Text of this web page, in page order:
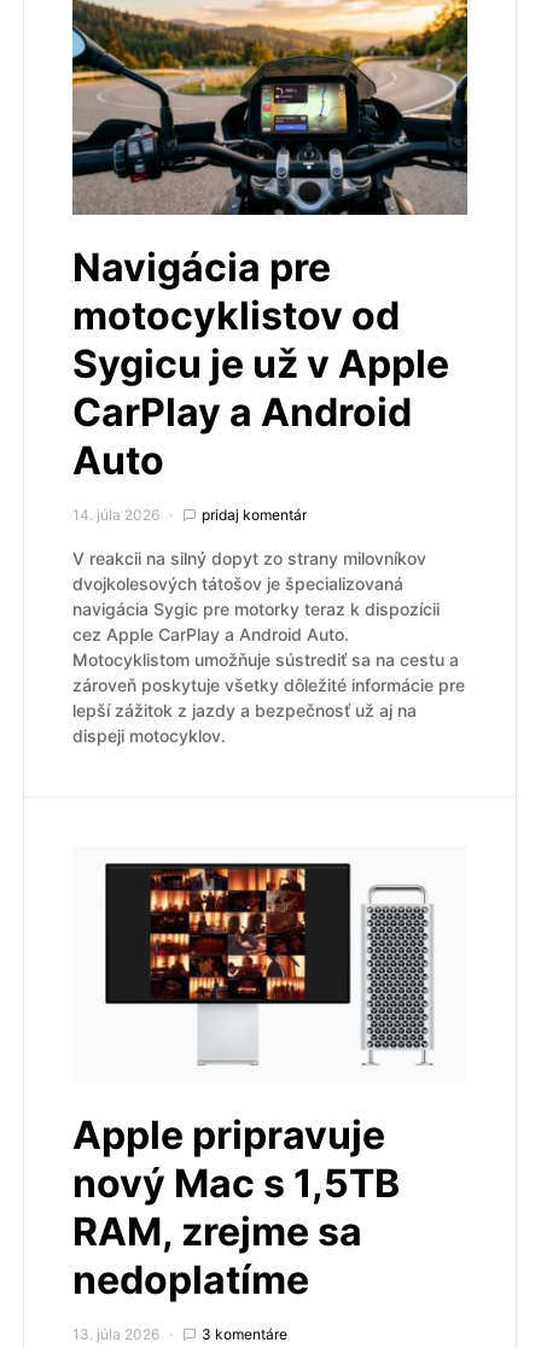
Navigácia pre
motocyklistov od
Sygicu je už v Apple
CarPlay a Android
Auto
14. júla 2026 pridaj komentár
V reakcii na silný dopyt zo strany milovníkov
dvojkolesových tátošov je špecializovaná
navigácia Sygic pre motorky teraz k dispozícii
cez Apple CarPlay a Android Auto.
Motocyklistom umožňuje sústrediť sa na cestu a
zároveň poskytuje všetky dôležité informácie pre
lepší zážitok z jazdy a bezpečnosť už aj na
dispeji motocyklov.
Apple pripravuje
nový Mac s 1,5TB
RAM, zrejme sa
nedoplatíme
13. júla 2026 3 komentáre